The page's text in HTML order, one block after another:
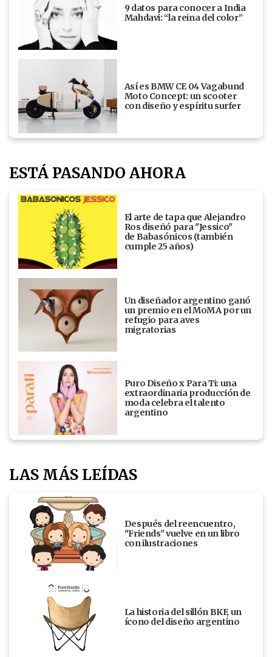
9 datos para conocer a India
Mahdavi: “la reina del color”
Así es BMW CE 04 Vagabund
Moto Concept: un scooter
con diseño y espíritu surfer
ESTÁ PASANDO AHORA
El arte de tapa que Alejandro
Ros diseñó para "Jessico"
de Babasónicos (también
cumple 25 años)
Un diseñador argentino ganó
un premio en el MoMA por un
refugio para aves
migratorias
Puro Diseño x Para Ti: una
extraordinaria producción de
moda celebra el talento
argentino
LAS MÁS LEÍDAS
Después del reencuentro,
"Friends" vuelve en un libro
con ilustraciones
La historia del sillón BKF, un
ícono del diseño argentino